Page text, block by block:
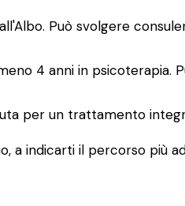
Può svolgere
4 anni in psicoterapia.
per un trattamento
a indicarti il percorso più